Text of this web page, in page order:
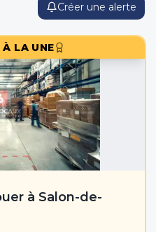
Créer une alerte
À LA UNE
à Salon-de-